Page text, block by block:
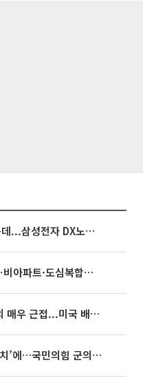
3445억 자사주 지급 마쳤는데...삼성전자 DX노조, 뒤늦은 '떼쓰기 집회'
영끌 '주택공급' 대책 임박⋯비아파트·도심복합까지 총동원
이란 “호르무즈 새 항로 합의 매우 근접...미국 배상 먼저”
우성빈 기장군수 ‘유튜브 정치’에…국민의힘 군의원들 집단 반발